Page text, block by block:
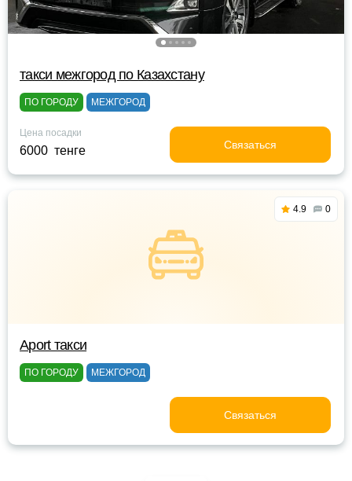
такси межгород по Казахстану
ПО ГОРОДУ МЕЖГОРОД
Цена посадки
6000 тенге Связаться
4.9 0
Aport такси
ПО ГОРОДУ МЕЖГОРОД
Связаться